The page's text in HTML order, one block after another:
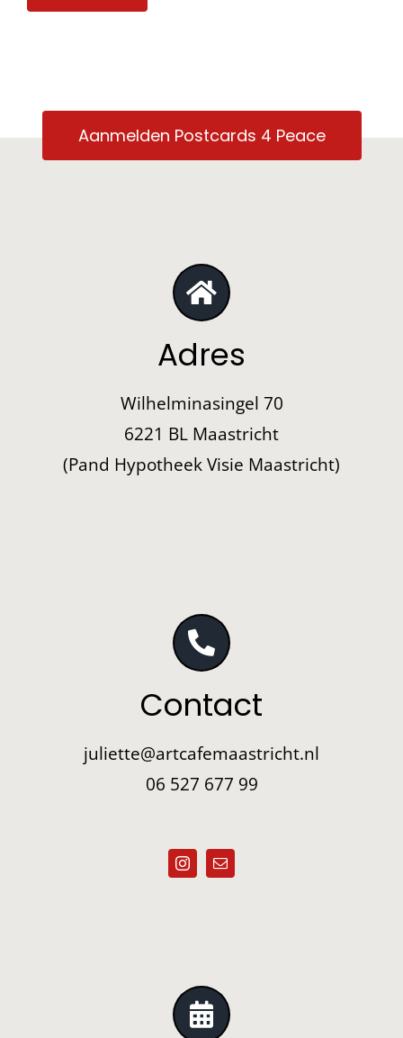
Aanmelden Postcards 4 Peace
Adres
Wilhelminasingel 70
6221 BL Maastricht
(Pand Hypotheek Visie Maastricht)
Contact
juliette@artcafemaastricht.nl
06 527 677 99